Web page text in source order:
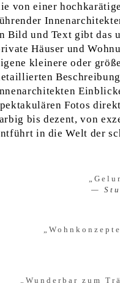
von einer
Bild und Text gibt das
Häuser und
kleinere oder
Fotos
bis dezent, von
in die Welt der
„
Wunderbar zum